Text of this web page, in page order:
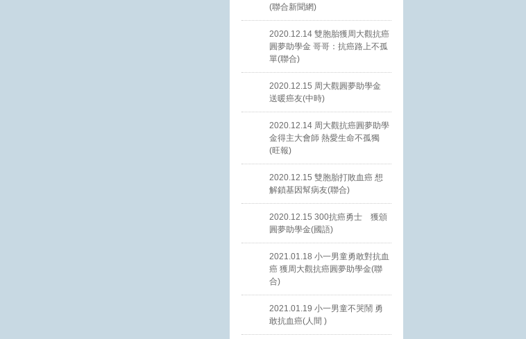
(聯合新聞網)
2020.12.14 雙胞胎獲周大觀抗癌
圓夢助學金 哥哥：抗癌路上不孤
單(聯合)
2020.12.15 周大觀圓夢助學金
送暖癌友(中時)
2020.12.14 周大觀抗癌圓夢助學
金得主大會師 熱愛生命不孤獨
(旺報)
2020.12.15 雙胞胎打敗血癌 想
解鎖基因幫病友(聯合)
2020.12.15 300抗癌勇士 獲頒
圓夢助學金(國語)
2021.01.18 小一男童勇敢對抗血
癌 獲周大觀抗癌圓夢助學金(聯
合)
2021.01.19 小一男童不哭鬧 勇
敢抗血癌(人間 )